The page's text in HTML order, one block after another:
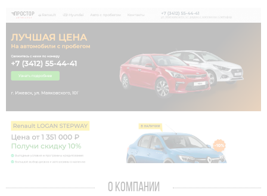
О КОМПАНИИ